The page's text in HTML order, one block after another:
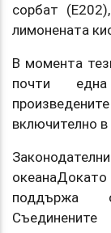
сорбат
лимонената
В момента
почти
включително
поддържа